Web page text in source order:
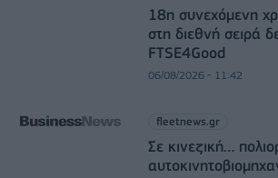
18η συνεχόμενη
στη διεθνή σειρά
FTSE4Good
06/08/2026 - 11:42
fleetnews.gr
Σε κινεζική…